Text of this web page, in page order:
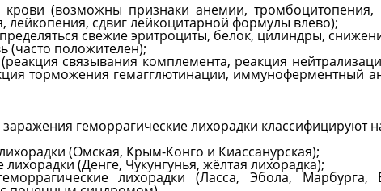
(возможны признаки анемии,
сдвиг лейкоцитарной формулы влево);
свежие эритроциты, белок, цилиндры,
(часто положителен);
связывания комплемента, реакция
торможения гемагглютинации, иммуноферментный
геморрагические лихорадки классифицируют
(Омская, Крым-Конго и Киассанурская);
(Денге, Чукунгунья, жёлтая лихорадка);
лихорадки (Ласса, Эбола, Марбурга,